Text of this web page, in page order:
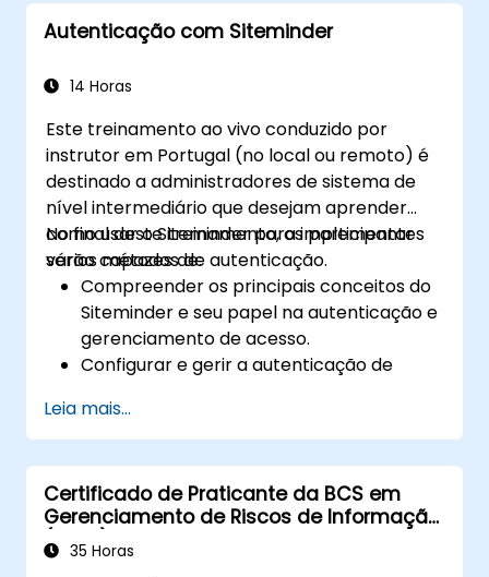
Desenvolver e fazer cumprir políticas e
procedimentos de segurança.
Autenticação com Siteminder
14 Horas
Este treinamento ao vivo conduzido por
instrutor em Portugal (no local ou remoto) é
destinado a administradores de sistema de
nível intermediário que desejam aprender
como usar o Siteminder para implementar
vários métodos de autenticação.
No final deste treinamento, os participantes
serão capazes de:
Compreender os principais conceitos do
Siteminder e seu papel na autenticação e
gerenciamento de acesso.
Configurar e gerir a autenticação de
Implementar vários métodos de
autenticação suportados pelo Siteminder.
Solucionar problemas comuns
relacionados à autenticação do
Siteminder.
Integrar o Siteminder com outros
Leia mais...
Certificado de Praticante da BCS em
Gerenciamento de Riscos de Informação
(CIRM)
35 Horas